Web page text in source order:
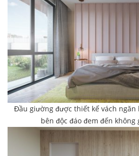
Đầu giường được thiết kế vách ngăn
bên độc đáo đem đến